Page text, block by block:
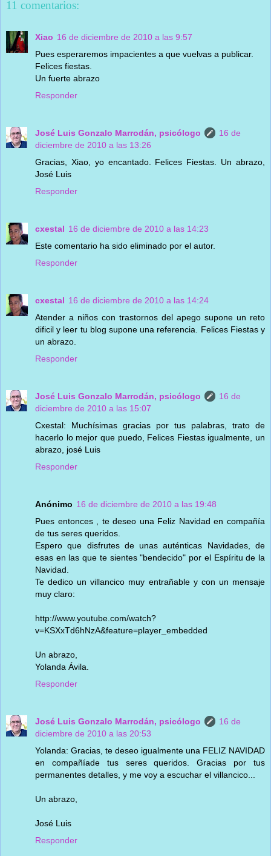
11 comentarios:
Xiao 16 de diciembre de 2010 a las 9:57
Pues esperaremos impacientes a que vuelvas a publicar.
Felices fiestas.
Un fuerte abrazo
Responder
José Luis Gonzalo Marrodán, psicólogo
16 de
diciembre de 2010 a las 13:26
Gracias, Xiao, yo encantado. Felices Fiestas. Un abrazo,
José Luis
Responder
cxestal 16 de diciembre de 2010 a las 14:23
Este comentario ha sido eliminado por el autor.
Responder
cxestal 16 de diciembre de 2010 a las 14:24
Atender a niños con trastornos del apego supone un reto
dificil y leer tu blog supone una referencia. Felices Fiestas y
un abrazo.
Responder
José Luis Gonzalo Marrodán, psicólogo
16 de
diciembre de 2010 a las 15:07
Cxestal: Muchísimas gracias por tus palabras, trato de
hacerlo lo mejor que puedo, Felices Fiestas igualmente, un
abrazo, josé Luis
Responder
Anónimo 16 de diciembre de 2010 a las 19:48
Pues entonces , te deseo una Feliz Navidad en compañía
de tus seres queridos.
Espero que disfrutes de unas auténticas Navidades, de
esas en las que te sientes "bendecido" por el Espíritu de la
Navidad.
Te dedico un villancico muy entrañable y con un mensaje
muy claro:
http://www.youtube.com/watch?
v=KSXxTd6hNzA&feature=player_embedded
Un abrazo,
Yolanda Ávila.
Responder
José Luis Gonzalo Marrodán, psicólogo
16 de
diciembre de 2010 a las 20:53
Yolanda: Gracias, te deseo igualmente una FELIZ NAVIDAD
en compañíade tus seres queridos. Gracias por tus
permanentes detalles, y me voy a escuchar el villancico...
Un abrazo,
José Luis
Responder